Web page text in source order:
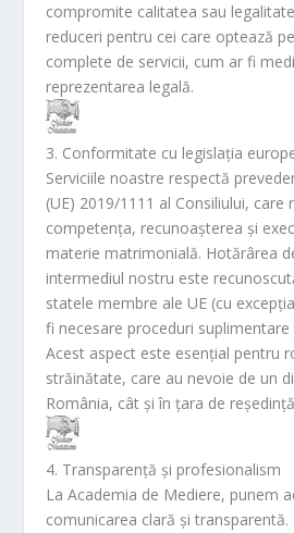
compromite calitatea sau
reduceri pentru cei care optează
complete de servicii, cum ar fi
reprezentarea legală.
3. Conformitate cu legislația
Serviciile noastre respectă
(UE) 2019/1111 al Consiliului, care
competența, recunoașterea și
materie matrimonială. Hotărârea
intermediul nostru este
statele membre ale UE (cu
fi necesare proceduri
Acest aspect este esențial pentru
străinătate, care au nevoie de un
România, cât și în țara de
4. Transparență și profesionalism
La Academia de Mediere, punem
comunicarea clară și transparentă.